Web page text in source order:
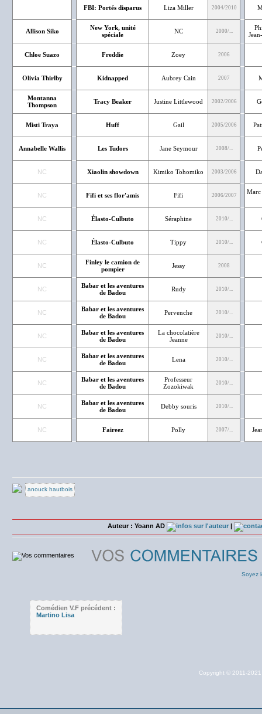
FBI: Portés disparus Liza Miller 2004/2010
Allison Siko
New York, unité
spéciale
NC 2000/...
Chloe Suazo Freddie Zoey 2006
Olivia Thirlby Kidnapped Aubrey Cain 2007
Montanna
Thompson
Tracy Beaker Justine Littlewood 2002/2006
Misti Traya Huff Gail 2005/2006
Annabelle Wallis Les Tudors Jane Seymour 2008/...
NC Xiaolin showdown Kimiko Tohomiko 2003/2006
NC Fifi et ses flor'amis Fifi 2006/2007 Marc
NC Élasto-Culbuto Séraphine 2010/...
NC Élasto-Culbuto Tippy 2010/...
NC
Finley le camion de
pompier
Jessy 2008
NC
Babar et les aventures
de Badou
Rudy 2010/...
NC
Babar et les aventures
de Badou
Pervenche 2010/...
NC
Babar et les aventures
de Badou
La chocolatière
Jeanne
2010/...
NC
Babar et les aventures
de Badou
Lena 2010/...
NC
Babar et les aventures
de Badou
Professeur
Zozokiwak
2010/...
NC
Babar et les aventures
de Badou
Debby souris 2010/...
NC Faireez Polly 2007/...
anouck hautbois
Auteur : Yoann AD
Soyez
Comédien V.F précédent :
Martino Lisa
Copyright © 2011-